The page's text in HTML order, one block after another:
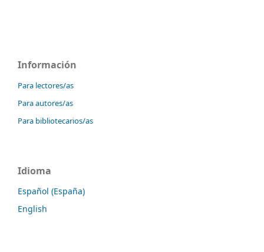
Información
Para lectores/as
Para autores/as
Para bibliotecarios/as
Idioma
Español (España)
English